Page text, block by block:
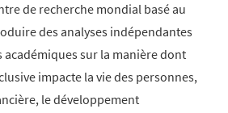
de recherche mondial basé au
des analyses indépendantes
académiques sur la manière dont
impacte la vie des personnes,
le développement